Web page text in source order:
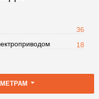
36
18